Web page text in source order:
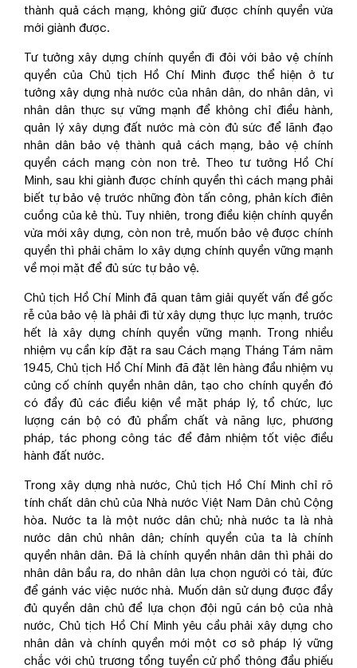
thành quả cách mạng, không giữ được chính quyền vừa
mới giành được.
Tư tưởng xây dựng chính quyền đi đôi với bảo vệ chính
quyền của Chủ tịch Hồ Chí Minh được thể hiện ở tư
tưởng xây dựng nhà nước của nhân dân, do nhân dân, vì
nhân dân thực sự vững mạnh để không chỉ điều hành,
quản lý xây dựng đất nước mà còn đủ sức để lãnh đạo
nhân dân bảo vệ thành quả cách mạng, bảo vệ chính
quyền cách mạng còn non trẻ. Theo tư tưởng Hồ Chí
Minh, sau khi giành được chính quyền thì cách mạng phải
biết tự bảo vệ trước những đòn tấn công, phản kích điên
cuồng của kẻ thù. Tuy nhiên, trong điều kiện chính quyền
vừa mới xây dựng, còn non trẻ, muốn bảo vệ được chính
quyền thì phải chăm lo xây dựng chính quyền vững mạnh
về mọi mặt để đủ sức tự bảo vệ.
Chủ tịch Hồ Chí Minh đã quan tâm giải quyết vấn đề gốc
rễ của bảo vệ là phải đi từ xây dựng thực lực mạnh, trước
hết là xây dựng chính quyền vững mạnh. Trong nhiều
nhiệm vụ cần kíp đặt ra sau Cách mạng Tháng Tám năm
1945, Chủ tịch Hồ Chí Minh đã đặt lên hàng đầu nhiệm vụ
củng cố chính quyền nhân dân, tạo cho chính quyền đó
có đầy đủ các điều kiện về mặt pháp lý, tổ chức, lực
lượng cán bộ có đủ phẩm chất và năng lực, phương
pháp, tác phong công tác để đảm nhiệm tốt việc điều
hành đất nước.
Trong xây dựng nhà nước, Chủ tịch Hồ Chí Minh chỉ rõ
tính chất dân chủ của Nhà nước Việt Nam Dân chủ Cộng
hòa. Nước ta là một nước dân chủ; nhà nước ta là nhà
nước dân chủ nhân dân; chính quyền của ta là chính
quyền nhân dân. Đã là chính quyền nhân dân thì phải do
nhân dân bầu ra, do nhân dân lựa chọn người có tài, đức
để gánh vác việc nước nhà. Muốn dân sử dụng được đầy
đủ quyền dân chủ để lựa chọn đội ngũ cán bộ của nhà
nước, Chủ tịch Hồ Chí Minh yêu cầu phải xây dựng cho
nhân dân và chính quyền mới một cơ sở pháp lý vững
chắc với chủ trương tổng tuyển cử phổ thông đầu phiếu